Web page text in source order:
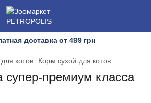
доставка от 499 грн
котов Корм сухой для котов
супер-премиум класса